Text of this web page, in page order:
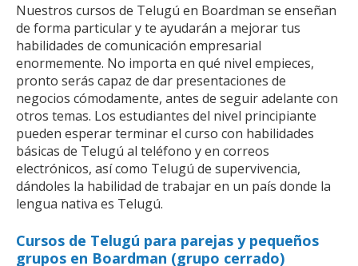
Nuestros cursos de Telugú en Boardman se enseñan
de forma particular y te ayudarán a mejorar tus
habilidades de comunicación empresarial
enormemente. No importa en qué nivel empieces,
pronto serás capaz de dar presentaciones de
negocios cómodamente, antes de seguir adelante con
otros temas. Los estudiantes del nivel principiante
pueden esperar terminar el curso con habilidades
básicas de Telugú al teléfono y en correos
electrónicos, así como Telugú de supervivencia,
dándoles la habilidad de trabajar en un país donde la
lengua nativa es Telugú.
Cursos de Telugú para parejas y pequeños
grupos en Boardman (grupo cerrado)